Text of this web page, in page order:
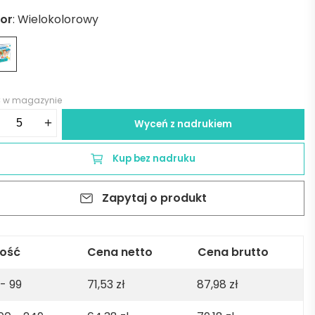
: Wielokolorowy
w magazynie
+ Wyceń z nadrukiem
Kup bez nadruku
Zapytaj o produkt
Cena netto
Cena brutto
- 99
71,53 zł 87,98 zł